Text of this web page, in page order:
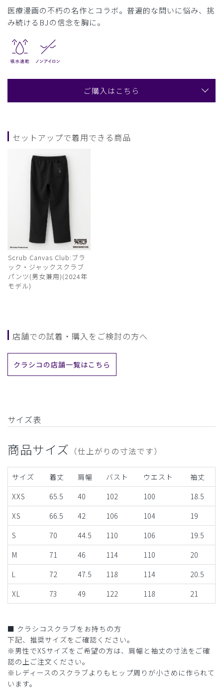
医療漫画の不朽の名作とコラボ。普遍的な問いに悩み、挑
み続けるBJの信念を胸に。
ご購入はこちら
セットアップで着用できる商品
Scrub Canvas Club:ブラ
ック・ジャックスクラブ
パンツ(男女兼用)(2024年
モデル)
店舗での試着・購入をご検討の方へ
クラシコの店舗一覧はこちら
サイズ表
商品サイズ （仕上がりの寸法です）
サイズ 着丈 肩幅 バスト ウエスト
袖丈
XXS
65.5 40 102 100
18.5
XS
66.5 42 106 104
19
S
70 44.5 110 106
19.5
M
71 46 114 110
20
L
72 47.5 118 114
20.5
XL
73 49 122 118 21
■ クラシコスクラブをお持ちの方
下記、推奨サイズをご確認ください。
※男性でXSサイズをご希望の方は、肩幅と袖丈の寸法をご確
認の上ご注文ください。
※レディースのスクラブよりもヒップ周りが小さめに作られて
います。